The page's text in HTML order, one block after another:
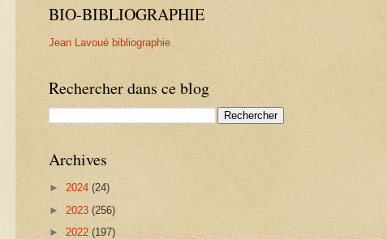
BIO-BIBLIOGRAPHIE
Jean Lavoué bibliographie
Rechercher dans ce blog
Archives
► 2024 (24)
► 2023 (256)
► 2022 (197)